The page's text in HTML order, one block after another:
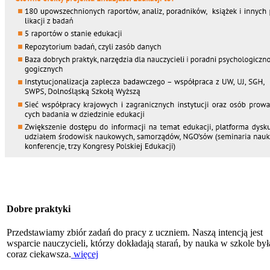
Dobre praktyki
Przedstawiamy zbiór zadań do pracy z uczniem. Naszą intencją jest
wsparcie nauczycieli, którzy dokładają starań, by nauka w szkole
coraz ciekawsza. więcej